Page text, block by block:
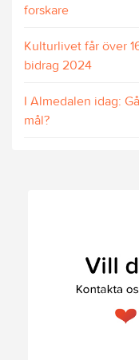
forskare
Kulturlivet får över
bidrag 2024
I Almedalen idag:
mål?